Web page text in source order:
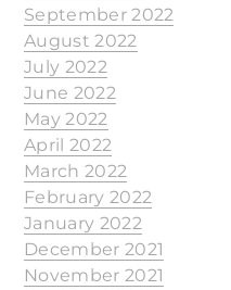
September 2022
August 2022
July 2022
June 2022
May 2022
April 2022
March 2022
February 2022
January 2022
December 2021
November 2021